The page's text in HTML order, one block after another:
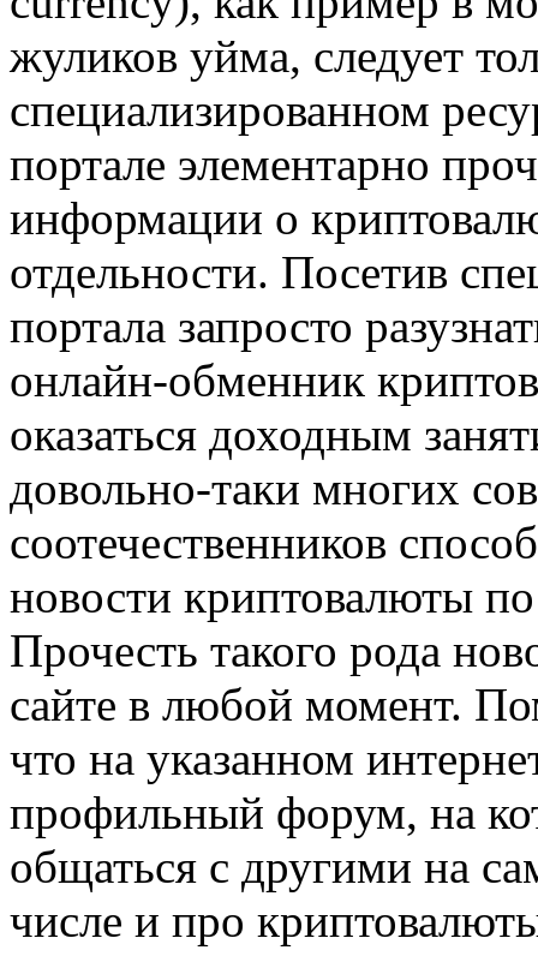
жуликов уйма, следует
специализированном
портале элементарно
информации о
отдельности. Посетив
портала запросто
онлайн-обменник
оказаться доходным
довольно-таки многих
соотечественников
новости криптовалюты
Прочесть такого рода
сайте в любой момент.
что на указанном
профильный форум, на
общаться с другими на
числе и про